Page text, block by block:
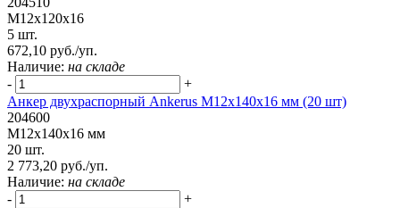
М12х120х16
5 шт.
672,10 руб./уп.
Наличие: на складе
-
+
Анкер двухраспорный Ankerus М12х140х16 мм (20 шт)
204600
М12х140х16 мм
20 шт.
2 773,20 руб./уп.
Наличие: на складе
-
+